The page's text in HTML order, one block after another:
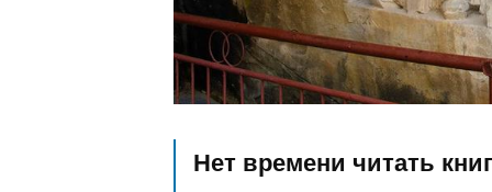
Нет времени читать